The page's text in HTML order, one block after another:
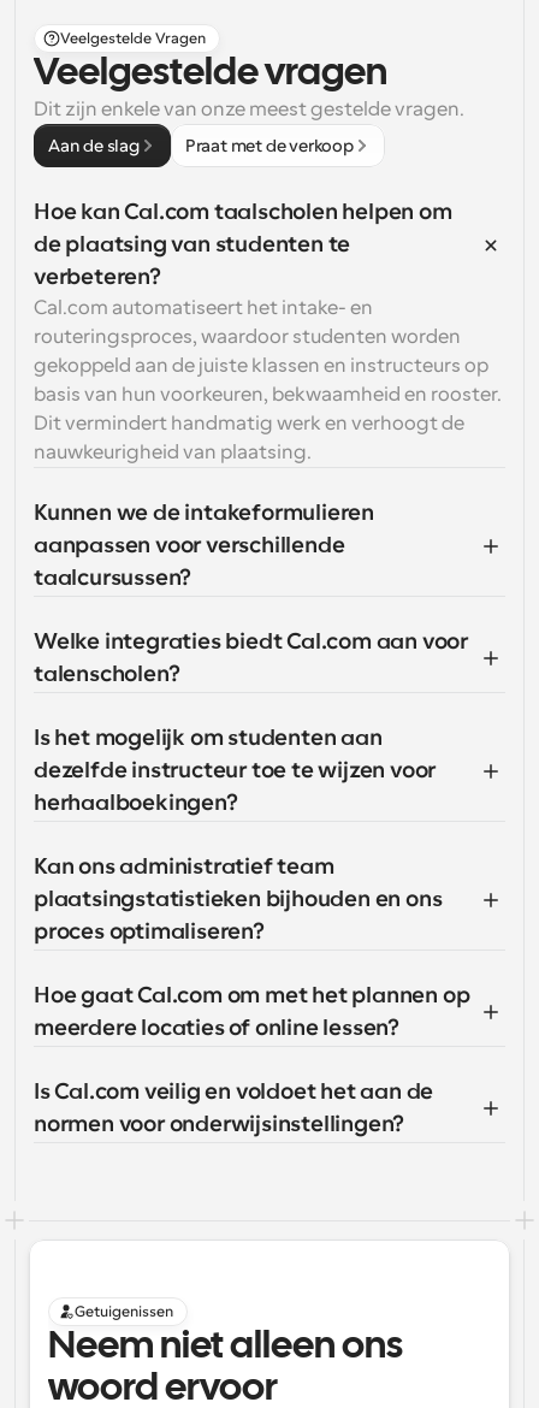
Veelgestelde Vragen
Veelgestelde vragen
Dit zijn enkele van onze meest gestelde vragen.
Aan de slag Praat met de verkoop
Hoe kan Cal.com taalscholen helpen om
de plaatsing van studenten te
verbeteren?
Cal.com automatiseert het intake- en
routeringsproces, waardoor studenten worden
gekoppeld aan de juiste klassen en instructeurs op
basis van hun voorkeuren, bekwaamheid en rooster.
Dit vermindert handmatig werk en verhoogt de
nauwkeurigheid van plaatsing.
Kunnen we de intakeformulieren
aanpassen voor verschillende
taalcursussen?
Welke integraties biedt Cal.com aan voor
talenscholen?
Is het mogelijk om studenten aan
dezelfde instructeur toe te wijzen voor
herhaalboekingen?
Kan ons administratief team
plaatsingstatistieken bijhouden en ons
proces optimaliseren?
Hoe gaat Cal.com om met het plannen op
meerdere locaties of online lessen?
Is Cal.com veilig en voldoet het aan de
normen voor onderwijsinstellingen?
Getuigenissen
Neem niet alleen ons
woord ervoor